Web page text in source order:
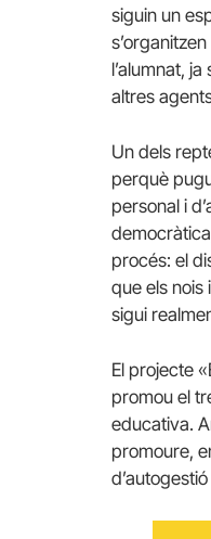
siguin un
l’alumnat,
altres
Un dels
perquè
personal i
procés: el
que els nois
sigui
El projecte
promou el
educativa.
promoure,